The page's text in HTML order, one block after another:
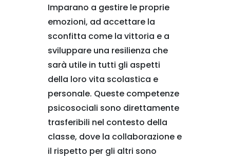
Imparano a gestire le proprie
emozioni, ad accettare la
sconfitta come la vittoria e a
sviluppare una resilienza che
sarà utile in tutti gli aspetti
della loro vita scolastica e
personale. Queste competenze
psicosociali sono direttamente
trasferibili nel contesto della
classe, dove la collaborazione e
il rispetto per gli altri sono